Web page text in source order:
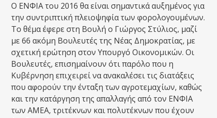
Ο ΕΝΦΙΑ του 2016 θα είναι σημαντικά αυξημένος για
την συντριπτική πλειοψηφία των φορολογουμένων.
Το θέμα έφερε στη Βουλή ο Γιώργος Στύλιος, μαζί
με 66 ακόμη Βουλευτές της Νέας Δημοκρατίας, με
σχετική ερώτηση στον Υπουργό Οικονομικών. Οι
Βουλευτές, επισημαίνουν ότι παρόλο που η
Κυβέρνηση επιχειρεί να ανακαλέσει τις διατάξεις
που αφορούν την ένταξη των αγροτεμαχίων, καθώς
και την κατάργηση της απαλλαγής από τον ΕΝΦΙΑ
των ΑΜΕΑ, τριτέκνων και πολυτέκνων που έχουν